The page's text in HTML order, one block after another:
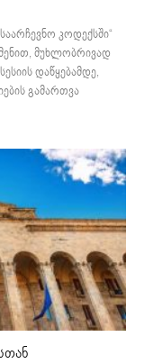
კოდექსში“
მუხლობრივად
დაწყებამდე,
გამართვა